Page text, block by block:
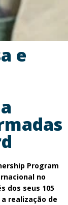
e
Program
no
dos seus 105
realização de